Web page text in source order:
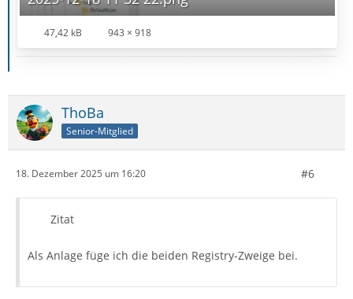
47,42 kB 943 × 918
ThoBa
Senior-Mitglied
18. Dezember 2025 um 16:20 #6
Zitat
Als Anlage füge ich die beiden Registry-Zweige bei.